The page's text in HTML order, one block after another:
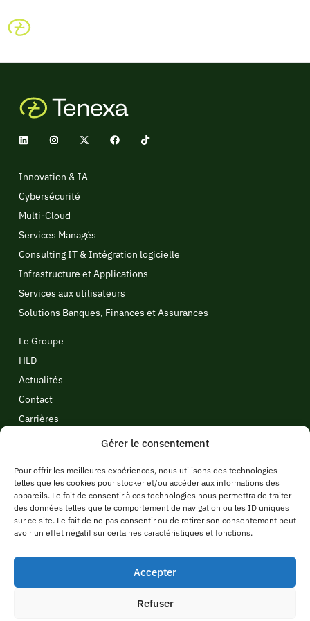
Gérer le consentement
Pour offrir les meilleures expériences, nous utilisons des technologies
telles que les cookies pour stocker et/ou accéder aux informations des
appareils. Le fait de consentir à ces technologies nous permettra de traiter
des données telles que le comportement de navigation ou les ID uniques
sur ce site. Le fait de ne pas consentir ou de retirer son consentement peut
avoir un effet négatif sur certaines caractéristiques et fonctions.
Accepter
Refuser
Innovation & IA
Cybersécurité
Multi-Cloud
Services Managés
Consulting IT & Intégration logicielle
Infrastructure et Applications
Services aux utilisateurs
Solutions Banques, Finances et Assurances
Le Groupe
HLD
Actualités
Contact
Carrières
Politique de cookies
Politique candidats
Mentions légales
Blog